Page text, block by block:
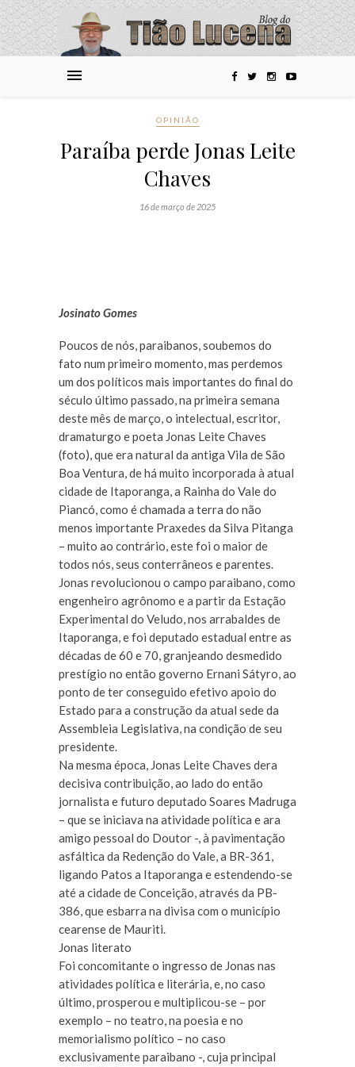
OPINIÃO
Paraíba perde Jonas Leite
Chaves
16 de março de 2025
Josinato Gomes
Poucos de nós, paraibanos, soubemos do
fato num primeiro momento, mas perdemos
um dos políticos mais importantes do final do
século último passado, na primeira semana
deste mês de março, o intelectual, escritor,
dramaturgo e poeta Jonas Leite Chaves
(foto), que era natural da antiga Vila de São
Boa Ventura, de há muito incorporada à atual
cidade de Itaporanga, a Rainha do Vale do
Piancó, como é chamada a terra do não
menos importante Praxedes da Silva Pitanga
– muito ao contrário, este foi o maior de
todos nós, seus conterrâneos e parentes.
Jonas revolucionou o campo paraibano, como
engenheiro agrônomo e a partir da Estação
Experimental do Veludo, nos arrabaldes de
Itaporanga, e foi deputado estadual entre as
décadas de 60 e 70, granjeando desmedido
prestígio no então governo Ernani Sátyro, ao
ponto de ter conseguido efetivo apoio do
Estado para a construção da atual sede da
Assembleia Legislativa, na condição de seu
presidente.
Na mesma época, Jonas Leite Chaves dera
decisiva contribuição, ao lado do então
jornalista e futuro deputado Soares Madruga
– que se iniciava na atividade política e ara
amigo pessoal do Doutor -, à pavimentação
asfáltica da Redenção do Vale, a BR-361,
ligando Patos a Itaporanga e estendendo-se
até a cidade de Conceição, através da PB-
386, que esbarra na divisa com o município
cearense de Mauriti.
Jonas literato
Foi concomitante o ingresso de Jonas nas
atividades política e literária, e, no caso
último, prosperou e multiplicou-se – por
exemplo – no teatro, na poesia e no
memorialismo político – no caso
exclusivamente paraibano -, cuja principal